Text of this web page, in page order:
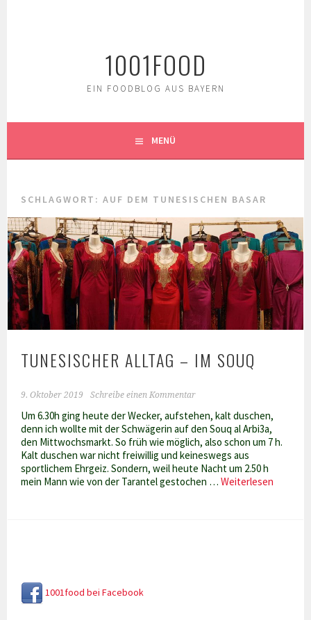
1001FOOD
EIN FOODBLOG AUS BAYERN
MENÜ
SCHLAGWORT:AUF DEM TUNESISCHEN BASAR
TUNESISCHER ALLTAG – IM SOUQ
9. Oktober 2019 Schreibe einen Kommentar
Um 6.30h ging heute der Wecker, aufstehen, kalt duschen,
denn ich wollte mit der Schwägerin auf den Souq al Arbi3a,
den Mittwochsmarkt. So früh wie möglich, also schon um 7 h.
Kalt duschen war nicht freiwillig und keineswegs aus
sportlichem Ehrgeiz. Sondern, weil heute Nacht um 2.50 h
mein Mann wie von der Tarantel gestochen …Weiterlesen
1001food bei Facebook